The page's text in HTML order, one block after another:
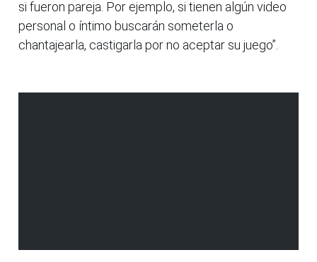
si fueron pareja. Por ejemplo, si tienen algún video
personal o íntimo buscarán someterla o
chantajearla, castigarla por no aceptar su juego”.